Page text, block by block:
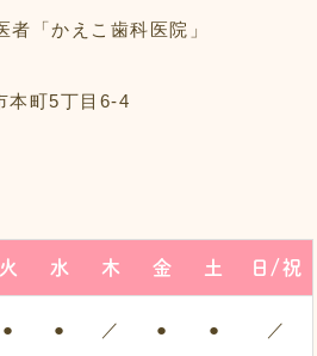
町5丁目6‐4
火 水 木 金 土 日/祝
● ● ／ ● ● ／